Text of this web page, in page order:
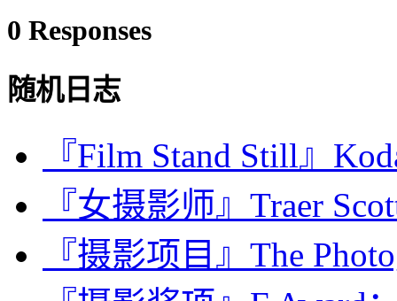
0 Responses
随机日志
『Film Stand Still』
『女摄影师』Traer
『摄影项目』The